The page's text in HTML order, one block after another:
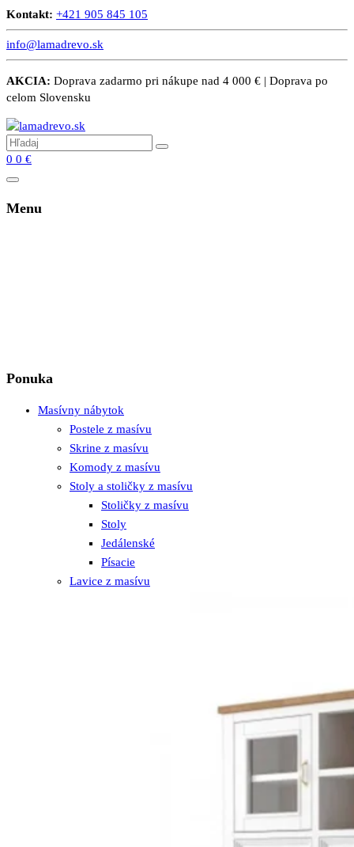
Kontakt: +421 905 845 105
info@lamadrevo.sk
AKCIA: Doprava zadarmo pri nákupe nad 4 000 € | Doprava po
celom Slovensku
0 0 €
Menu
Ponuka
Masívny nábytok
Postele z masívu
Skrine z masívu
Komody z masívu
Stoly a stoličky z masívu
Stoličky z masívu
Stoly
Jedálenské
Písacie
Lavice z masívu